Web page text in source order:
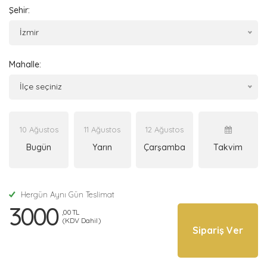
Şehir:
İzmir
Mahalle:
İlçe seçiniz
10 Ağustos
Bugün
11 Ağustos
Yarın
12 Ağustos
Çarşamba Takvim
Hergün Aynı Gün Teslimat
3000 ,00 TL
(KDV Dahil)
Sipariş Ver